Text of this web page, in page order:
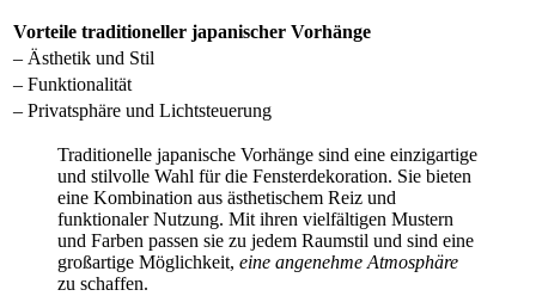
Vorteile traditioneller japanischer Vorhänge
– Ästhetik und Stil
– Funktionalität
– Privatsphäre und Lichtsteuerung
Traditionelle japanische Vorhänge sind eine einzigartige
und stilvolle Wahl für die Fensterdekoration. Sie bieten
eine Kombination aus ästhetischem Reiz und
funktionaler Nutzung. Mit ihren vielfältigen Mustern
und Farben passen sie zu jedem Raumstil und sind eine
großartige Möglichkeit, eine angenehme Atmosphäre
zu schaffen.